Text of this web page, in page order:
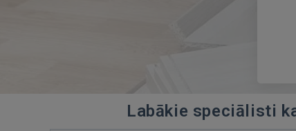
Labākie speciālisti